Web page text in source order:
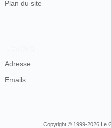
Plan du site
Adresse
Emails
Copyright © 1999-2026 Le